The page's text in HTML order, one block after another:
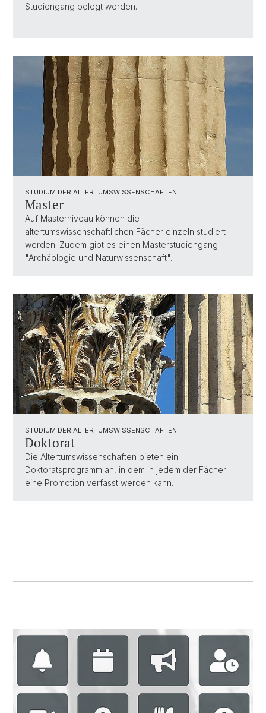
Studiengang belegt werden.
STUDIUM DER ALTERTUMSWISSENSCHAFTEN
Master
Auf Masterniveau können die
altertumswissenschaftlichen Fächer einzeln studiert
werden. Zudem gibt es einen Masterstudiengang
"Archäologie und Naturwissenschaft".
STUDIUM DER ALTERTUMSWISSENSCHAFTEN
Doktorat
Die Altertumswissenschaften bieten ein
Doktoratsprogramm an, in dem in jedem der Fächer
eine Promotion verfasst werden kann.